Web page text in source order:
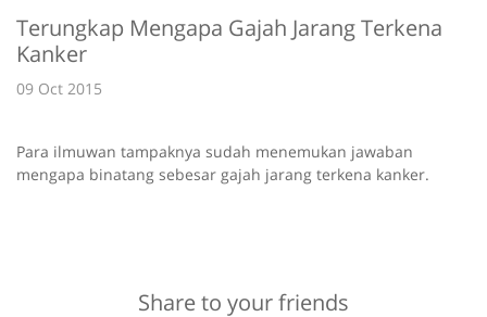
Terungkap Mengapa Gajah Jarang Terkena
Kanker
09 Oct 2015
Para ilmuwan tampaknya sudah menemukan jawaban
mengapa binatang sebesar gajah jarang terkena kanker.
Share to your friends